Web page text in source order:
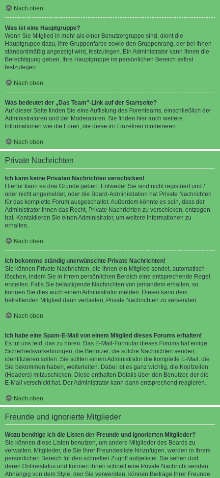
Nach oben
Was ist eine Hauptgruppe?
Wenn Sie Mitglied in mehr als einer Benutzergruppe sind, dient die
Hauptgruppe dazu, Ihre Gruppenfarbe sowie den Gruppenrang, der bei Ihnen
standardmäßig angezeigt wird, festzulegen. Ein Administrator kann Ihnen die
Berechtigung geben, Ihre Hauptgruppe im persönlichen Bereich selbst
festzulegen.
Nach oben
Was bedeutet der „Das Team“-Link auf der Startseite?
Auf dieser Seite finden Sie eine Auflistung des Forenteams, einschließlich der
Administratoren und der Moderatoren. Sie finden hier auch weitere
Informationen wie die Foren, die diese im Einzelnen moderieren.
Nach oben
Private Nachrichten
Ich kann keine Privaten Nachrichten verschicken!
Hierfür kann es drei Gründe geben: Entweder Sie sind nicht registriert und /
oder nicht angemeldet, oder die Board-Administration hat Private Nachrichten
für das komplette Forum ausgeschaltet. Außerdem könnte es sein, dass der
Administrator Ihnen das Recht, Private Nachrichten zu verschicken, entzogen
hat. Kontaktieren Sie einen Administrator, um weitere Informationen zu
erhalten.
Nach oben
Ich bekomme ständig unerwünschte Private Nachrichten!
Sie können Private Nachrichten, die Ihnen ein Mitglied sendet, automatisch
löschen, indem Sie in Ihrem persönlichen Bereich eine entsprechende Regel
erstellen. Falls Sie belästigende Nachrichten von jemandem erhalten, so
können Sie dies auch einem Administrator melden. Dieser kann dem
betreffenden Mitglied dann verbieten, Private Nachrichten zu versenden.
Nach oben
Ich habe eine Spam-E-Mail von einem Mitglied dieses Forums erhalten!
Es tut uns leid, das zu hören. Das E-Mail-Formular dieses Forums hat einige
Sicherheitsvorkehrungen, die Benutzer, die solche Nachrichten senden,
identifizieren sollen. Sie sollten einem Administrator die komplette E-Mail, die
Sie bekommen haben, weiterleiten. Dabei ist es ganz wichtig, die Kopfzeilen
(Headers) mitzuschicken. Diese enthalten Details über den Benutzer, der die
E-Mail verschickt hat. Der Administrator kann dann entsprechend reagieren.
Nach oben
Freunde und ignorierte Mitglieder
Wozu benötige ich die Listen der Freunde und ignorierten Mitglieder?
Sie können diese Listen benutzen, um andere Mitglieder des Boards zu
verwalten. Mitglieder, die Sie Ihrer Freundesliste hinzufügen, werden in Ihrem
persönlichen Bereich für den schnellen Zugriff aufgelistet. Sie sehen dort
deren Onlinestatus und können ihnen schnell eine Private Nachricht senden.
Abhängig von dem Style, den Sie verwenden, können Beiträge Ihrer Freunde